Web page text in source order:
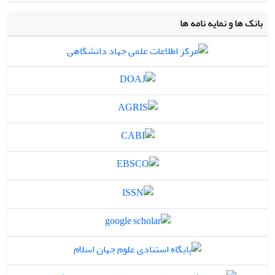
بانک ها و نمایه نامه ها